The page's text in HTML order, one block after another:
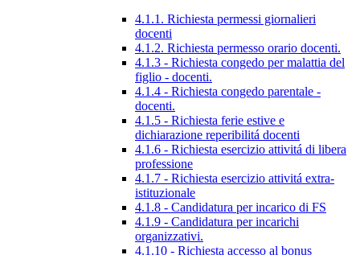
4.1.1. Richiesta permessi giornalieri
docenti
4.1.2. Richiesta permesso orario docenti.
4.1.3 - Richiesta congedo per malattia del
figlio - docenti.
4.1.4 - Richiesta congedo parentale -
docenti.
4.1.5 - Richiesta ferie estive e
dichiarazione reperibilitá docenti
4.1.6 - Richiesta esercizio attivitá di libera
professione
4.1.7 - Richiesta esercizio attivitá extra-
istituzionale
4.1.8 - Candidatura per incarico di FS
4.1.9 - Candidatura per incarichi
organizzativi.
4.1.10 - Richiesta accesso al bonus